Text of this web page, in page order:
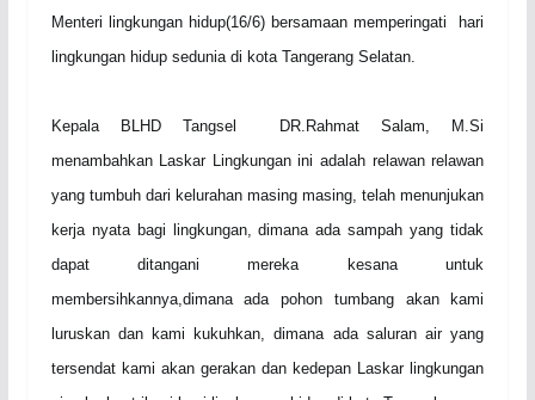
Menteri lingkungan hidup(16/6) bersamaan memperingati hari
lingkungan hidup sedunia di kota Tangerang Selatan.
Kepala BLHD Tangsel DR.Rahmat Salam, M.Si
menambahkan Laskar Lingkungan ini adalah relawan relawan
yang tumbuh dari kelurahan masing masing, telah menunjukan
kerja nyata bagi lingkungan, dimana ada sampah yang tidak
dapat ditangani mereka kesana untuk
membersihkannya,dimana ada pohon tumbang akan kami
luruskan dan kami kukuhkan, dimana ada saluran air yang
tersendat kami akan gerakan dan kedepan Laskar lingkungan